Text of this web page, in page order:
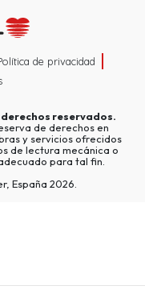
de privacidad
reservados.
de derechos en
y servicios ofrecidos
de lectura mecánica o
para tal fin.
España 2026.